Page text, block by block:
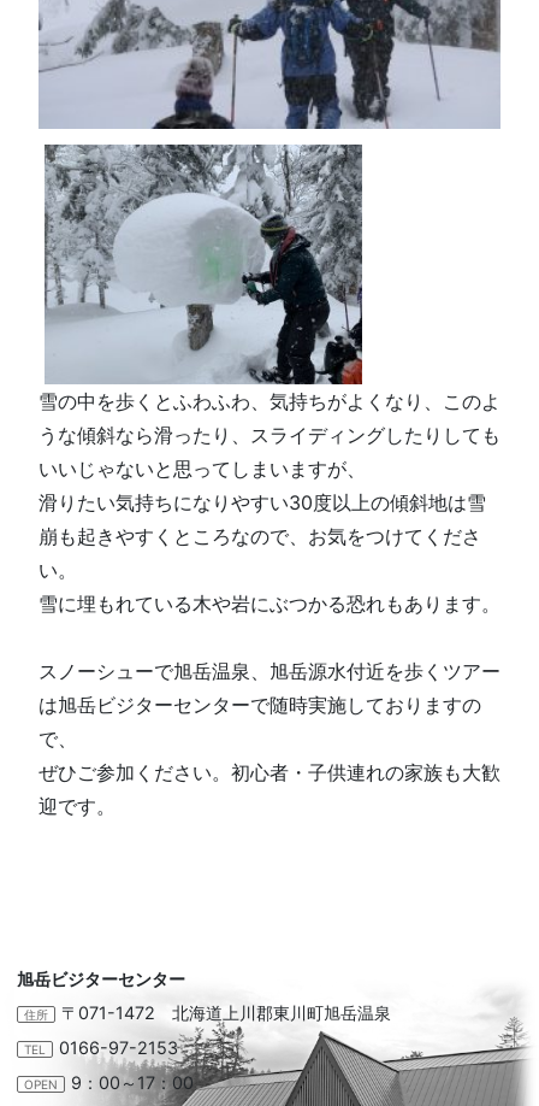
雪の中を歩くとふわふわ、気持ちがよくなり、このよ
うな傾斜なら滑ったり、スライディングしたりしても
いいじゃないと思ってしまいますが、
滑りたい気持ちになりやすい30度以上の傾斜地は雪
崩も起きやすくところなので、お気をつけてくださ
い。
雪に埋もれている木や岩にぶつかる恐れもあ り ま す。
スノーシューで旭岳温泉、旭岳源水付近を歩くツアー
は旭岳ビジターセンターで随時実施しておりますの
で、
ぜひご参加ください。初心者・子供連れの家族も大歓
迎です。
旭岳ビジターセンター
住所 〒071-1472 北海道上川郡東川町旭岳温泉
TEL 0166-97-2153
OPEN 9：00～17：00